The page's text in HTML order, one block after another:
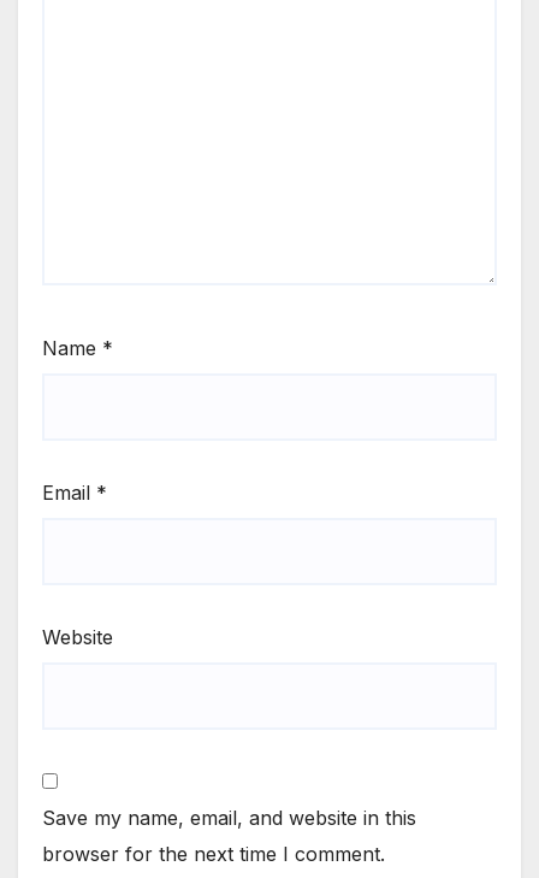
Name *
Email *
Website
Save my name, email, and website in this
browser for the next time I comment.